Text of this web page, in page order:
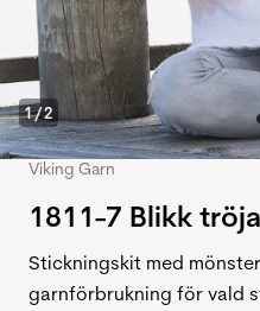
1/2
Viking Garn
1811-7 Blikk tröja
Stickningskit med
garnförbrukning för vald